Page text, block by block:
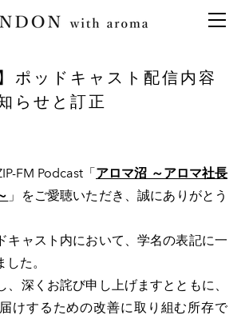
ポッドキャスト配信内容
らせと訂正
FM Podcast「アロマ沼 ～アロマ社長
」をご愛聴いただき、誠にありがとう
キャスト内において、学名の表記に一
た。
、深くお詫び申し上げますとともに、
けするための改善に取り組む所存で
最新情報
メディア情報
イベント情報
アロマイベント／講習会
イベント
天然アロマ講座
アロマ空間デザイン
マ空間導入の目的・メリット
お問い合わせ
香りの定期便
精油56種
名入れギフト
別なギフトセレクション